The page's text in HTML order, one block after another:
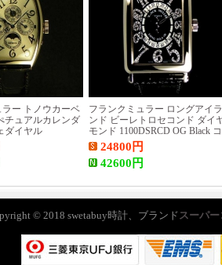
ー トノウカーベ
チュアルカレンダ
ダイヤル
フランクミュラー ロングアイラ
ンド ビーレトロセコンド ダイ
モンド 1100DSRCD OG Black コ
ピー 時計
24800 円
42600 円
© 2018 swetabuy時計、ブランド スーパ